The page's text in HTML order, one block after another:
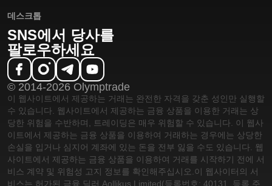
데스크톱
SNS에서 당사를
팔로우하세요
© 2014-2026 Olymptrade
이 웹사이트에서 제공하는 거래는 완전한 자격을 갖춘 성인만 실행할
수 있습니다. 웹사이트에서 제공하는 금융 상품을 이용한 거래는 상
당한 위험을 수반하며, 트레이딩은 매우 위험할 수 있습니다. 이 웹사
이트에서 제공하는 금융 상품을 이용하여 거래하는 경우에는 상당한
손실을 입거나 심지어 계좌에 있는 돈을 전부 잃을 수도 있습니다. 웹
사이트에서 제공하는 금융 상품을 이용하여 거래를 시작하기 전에 서
비스 계약 및 위험성 고지 정보를 확인해주십시오.이 웹사이터의 서
비스는 허가된 금융 딜러 Aollikus Limited(등록번호: 40131, 등록 주